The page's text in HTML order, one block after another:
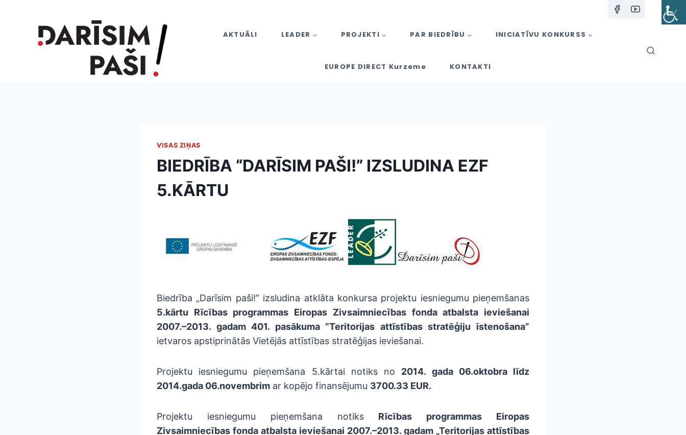
AKTUĀLI LEADER PROJEKTI PAR BIEDRĪBU INICIATĪVU KONKURSS
EUROPE DIRECT Kurzeme KONTAKTI
VISAS ZIŅAS
BIEDRĪBA “DARĪSIM PAŠI!” IZSLUDINA EZF
5.KĀRTU
Biedrība „Darīsim paši!” izsludina atklāta konkursa projektu iesniegumu pieņemšanas
5.kārtu Rīcības programmas Eiropas Zivsaimniecības fonda atbalsta ieviešanai
2007.–2013. gadam 401. pasākuma “Teritorijas attīstības stratēģiju īstenošana”
ietvaros apstiprinātās Vietējās attīstības stratēģijas ieviešanai.
Projektu iesniegumu pieņemšana 5.kārtai notiks no 2014. gada 06.oktobra līdz
2014.gada 06.novembrim ar kopējo finansējumu 3700.33 EUR.
Projektu iesniegumu pieņemšana notiks Rīcības programmas Eiropas
Zivsaimniecības fonda atbalsta ieviešanai 2007.–2013. gadam „Teritorijas attīstības